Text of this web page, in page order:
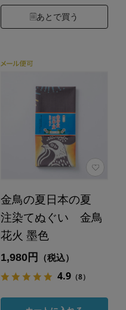
あとで買う
金鳥の夏日本の夏
注染てぬぐい 金鳥
花火 墨色
1,980円 （税込）
4.9（8）